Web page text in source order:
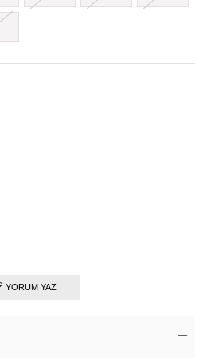
YORUM YAZ